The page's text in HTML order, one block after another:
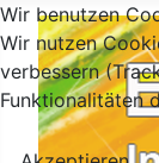
Wir benutzen
Wir nutzen
verbessern
Funktionalitäten